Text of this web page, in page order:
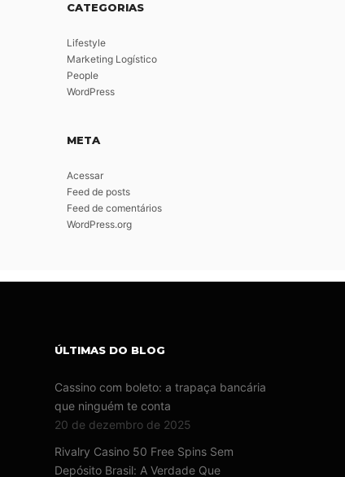
CATEGORIAS
Lifestyle
Marketing Logístico
People
WordPress
META
Acessar
Feed de posts
Feed de comentários
WordPress.org
ÚLTIMAS DO BLOG
Cassino com boleto: a trapaça bancária
que ninguém te conta
20 de dezembro de 2025
Rivalry Casino 50 Free Spins Sem
Depósito Brasil: A Verdade Que